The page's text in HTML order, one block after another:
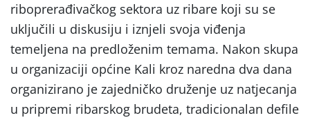
riboprerađivačkog sektora uz ribare koji su se
uključili u diskusiju i iznjeli svoja viđenja
temeljena na predloženim temama. Nakon skupa
u organizaciji općine Kali kroz naredna dva dana
organizirano je zajedničko druženje uz natjecanja
u pripremi ribarskog brudeta, tradicionalan defile